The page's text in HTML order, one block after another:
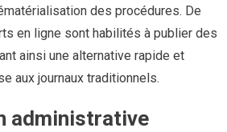
des procédures. De
en ligne sont habilités à publier des
ainsi une alternative rapide et
aux journaux traditionnels.
administrative